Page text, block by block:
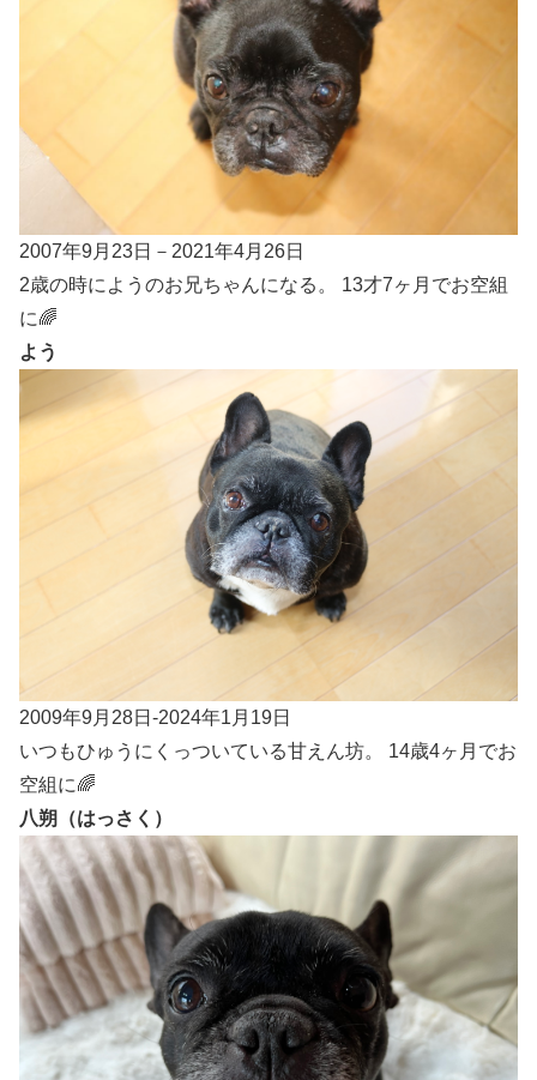
2007年9月23日－2021年4月26日
2歳の時にようのお兄ちゃんになる。 13才7ヶ月でお空組
に🌈
よう
2009年9月28日-2024年1月19日
いつもひゅうにくっついている甘えん坊。 14歳4ヶ月でお
空組に🌈
八朔（はっさく）